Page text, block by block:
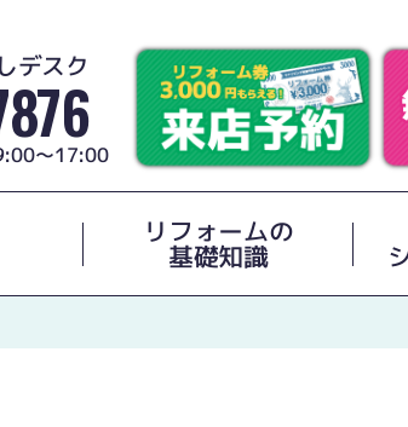
デスク
～17:00
リフォームの
基礎知識